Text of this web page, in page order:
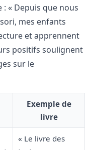
« Depuis que nous
mes enfants
et apprennent
positifs soulignent
sur le
Exemple de
livre
« Le livre des